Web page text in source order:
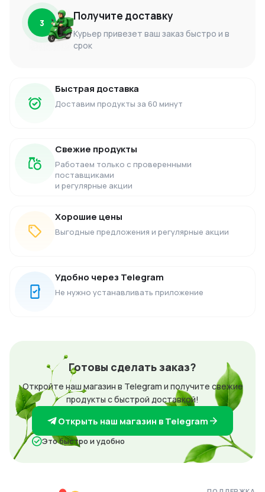
3 Получите доставку
Курьер привезет ваш заказ быстро и в
срок
Быстрая доставка
Доставим продукты за 60 минут
Свежие продукты
Работаем только с проверенными
поставщиками
и регулярные акции
Хорошие цены
Выгодные предложения и регулярные акции
Удобно через Telegram
Не нужно устанавливать приложение
Готовы сделать заказ?
Откройте наш магазин в Telegram и получите свежие
продукты с быстрой доставкой!
Открыть наш магазин в Telegram
Это быстро и удобно